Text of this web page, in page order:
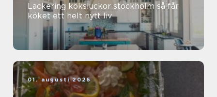
Lackering köksluckor stockholm så får
köket ett helt nytt liv
01. augusti 2026